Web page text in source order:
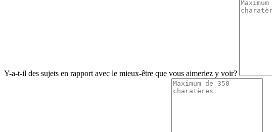
Y-a-t-il des sujets en rapport avec le mieux-être que vous aimeriez y voir?